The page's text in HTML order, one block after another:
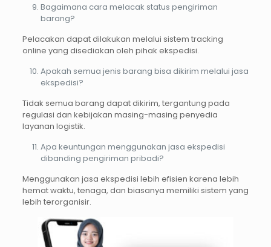
Bagaimana cara melacak status pengiriman
barang?
Pelacakan dapat dilakukan melalui sistem tracking
online yang disediakan oleh pihak ekspedisi.
Apakah semua jenis barang bisa dikirim melalui jasa
ekspedisi?
Tidak semua barang dapat dikirim, tergantung pada
regulasi dan kebijakan masing-masing penyedia
layanan logistik.
Apa keuntungan menggunakan jasa ekspedisi
dibanding pengiriman pribadi?
Menggunakan jasa ekspedisi lebih efisien karena lebih
hemat waktu, tenaga, dan biasanya memiliki sistem yang
lebih terorganisir.